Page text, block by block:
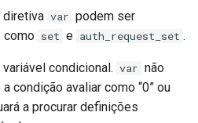
diretiva var podem ser
como set e auth_request_set .
condicional. var não
condição avaliar como “0” ou
a procurar definições